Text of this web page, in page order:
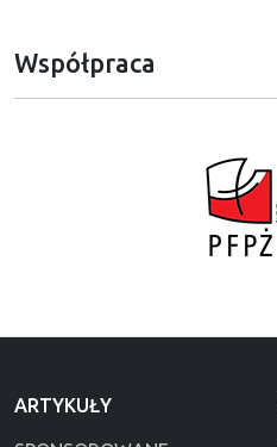
Współpraca
ARTYKUŁY